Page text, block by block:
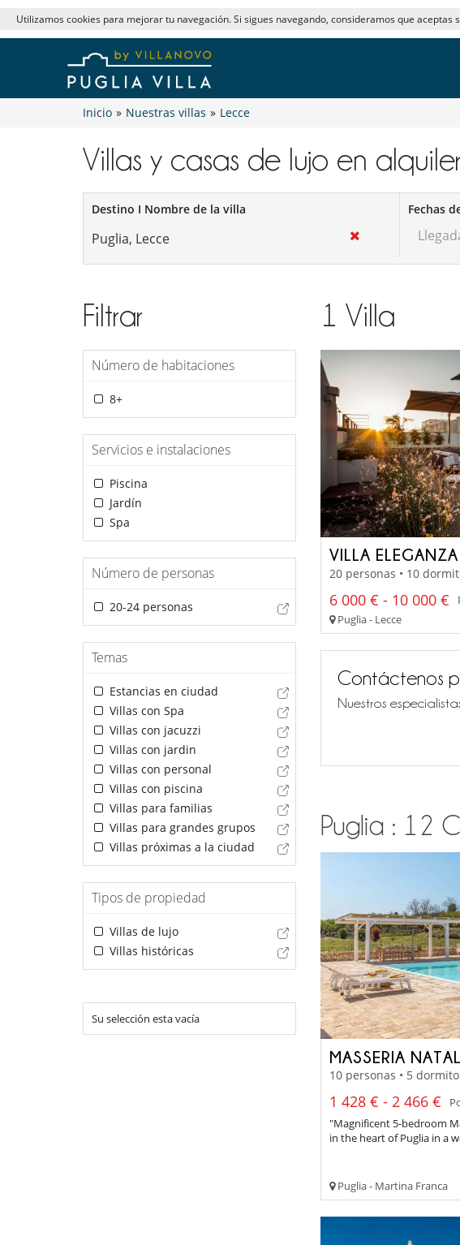
Utilizamos cookies para mejorar tu navegación. Si sigues navegando, consideramos que aceptas
Inicio » Nuestras villas » Lecce
Villas y casas de lujo en
Destino I Nombre de la villa Fechas
Filtrar
Número de habitaciones
8+
Servicios e instalaciones
Piscina
Jardín
Spa
Número de personas
20-24 personas
Temas
Estancias en ciudad
Villas con Spa
Villas con jacuzzi
Villas con jardin
Villas con personal
Villas con piscina
Villas para familias
Villas para grandes grupos
Villas próximas a la ciudad
Tipos de propiedad
Villas de lujo
Villas históricas
Su selección esta vacía
1 Villa
VILLA ELEGANZA
20 personas • 10
6 000 € - 10 000 €
Puglia - Lecce
Contáctenos
Nuestros
Puglia : 12
MASSERIA
10 personas • 5
1 428 € - 2 466 €
"Magnificent 5-bedroom
in the heart of Puglia in a
Puglia - Martina Franca